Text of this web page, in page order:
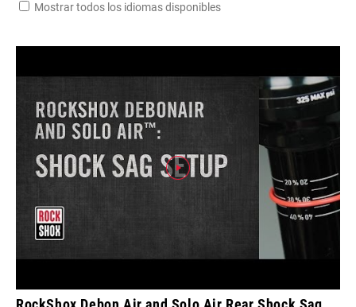
Mostrar todos los idiomas disponibles